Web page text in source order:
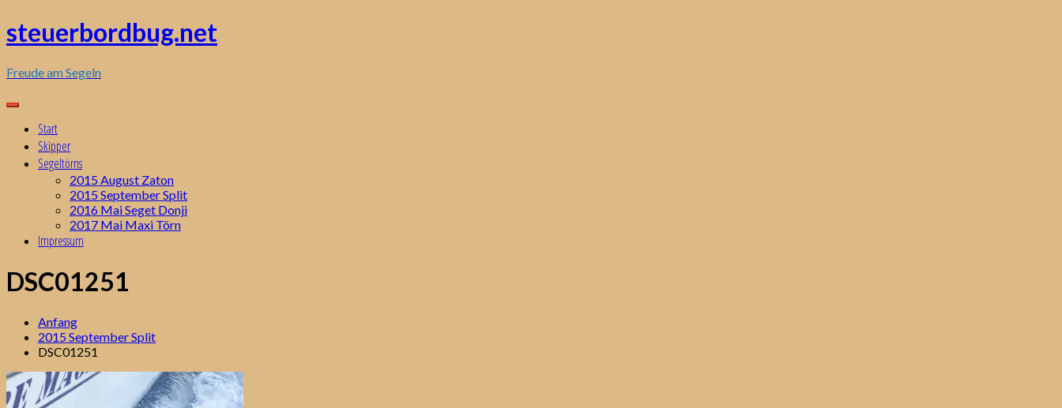
Zum
Inhalt
steuerbordbug.net
Freude am Segeln
Start
Skipper
Segeltörns
2015 August Zaton
2015 September Split
2016 Mai Seget Donji
2017 Mai Maxi Törn
Impressum
DSC01251
Anfang
2015 September Split
DSC01251